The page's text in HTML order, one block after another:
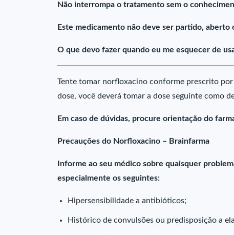
Não interrompa o tratamento sem o
Este medicamento não deve ser partido, aberto
O que devo fazer quando eu me esquecer de
Tente tomar norfloxacino conforme prescrito
dose, você deverá tomar a dose seguinte como
Em caso de dúvidas, procure orientação do
Precauções do Norfloxacino – Brainfarma
Informe ao seu médico sobre quaisquer
especialmente os seguintes:
Hipersensibilidade a antibióticos;
Histórico de convulsões ou predisposição a